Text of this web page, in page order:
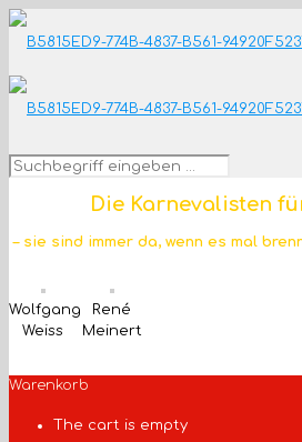
Die Karnevalisten
– sie sind immer da, wenn es mal
Wolfgang
Weiss
René
Meinert
Warenkorb
The cart is empty